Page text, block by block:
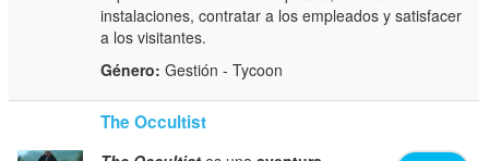
instalaciones, contratar a los empleados y satisfacer
a los visitantes.
Género: Gestión - Tycoon
The Occultist